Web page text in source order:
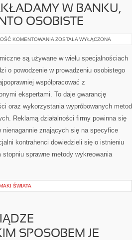
W BANKU,
OSOBISTE
KOMENTOWANIA JEST
ZAKŁADAMY
W
INACZEJ
ZWANE
OSOBISTE
ZOSTAŁA WYŁĄCZONA
są używane w wielu specjalnościach
o powodzenie w prowadzeniu osobistego
współpracować z
ekspertami. To daje gwarancję
oraz wykorzystania wypróbowanych metod
Reklamą działalności firmy powinna się
znających się na specyfice
kontrahenci dowiedzieli się o istnieniu
sprawne metody wykreowania
ŚWIATA
SPOSOBEM JE